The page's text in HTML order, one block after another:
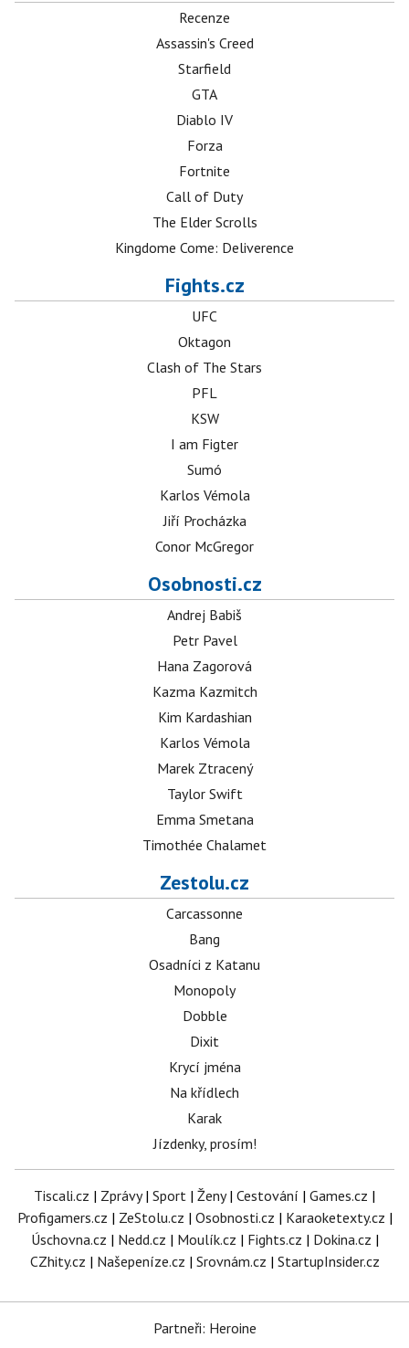
Recenze
Assassin's Creed
Starfield
GTA
Diablo IV
Forza
Fortnite
Call of Duty
The Elder Scrolls
Kingdome Come: Deliverence
Fights.cz
UFC
Oktagon
Clash of The Stars
PFL
KSW
I am Figter
Sumó
Karlos Vémola
Jiří Procházka
Conor McGregor
Osobnosti.cz
Andrej Babiš
Petr Pavel
Hana Zagorová
Kazma Kazmitch
Kim Kardashian
Karlos Vémola
Marek Ztracený
Taylor Swift
Emma Smetana
Timothée Chalamet
Zestolu.cz
Carcassonne
Bang
Osadníci z Katanu
Monopoly
Dobble
Dixit
Krycí jména
Na křídlech
Karak
Jízdenky, prosím!
Tiscali.cz | Zprávy| Sport | Ženy| Cestování | Games.cz |
Profigamers.cz | ZeStolu.cz | Osobnosti.cz | Karaoketexty.cz |
Úschovna.cz | Nedd.cz | Moulík.cz | Fights.cz | Dokina.cz |
CZhity.cz | Našepeníze.cz | Srovnám.cz | StartupInsider.cz
Partneři: Heroine